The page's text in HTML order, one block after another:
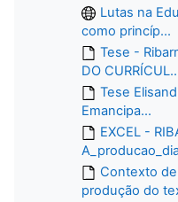
Lutas na
como princíp...
Tese -
DO
Tese
Emancipa...
EXCEL -
Contexto
produção do